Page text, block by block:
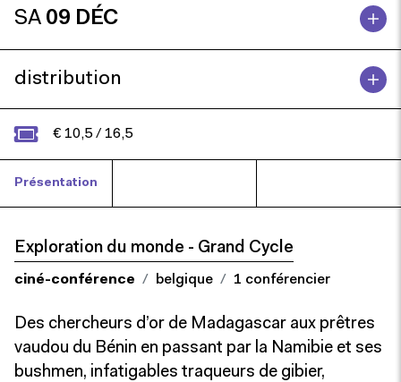
SA 09 DÉC
distribution
€ 10,5 / 16,5
Présentation
Exploration du monde - Grand Cycle
ciné-conférence belgique 1 conférencier
Des chercheurs d’or de Madagascar aux prêtres
vaudou du Bénin en passant par la Namibie et ses
bushmen, infatigables traqueurs de gibier,